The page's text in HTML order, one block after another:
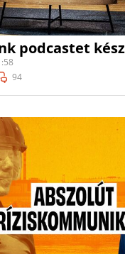
podcastet
94